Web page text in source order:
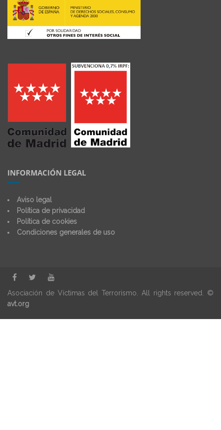
INFORMACIÓN LEGAL
Aviso legal
Política de privacidad
Política de cookies
Condiciones generales de uso
Asociación de Víctimas del Terrorismo. All rights reserved. ©
avt.org